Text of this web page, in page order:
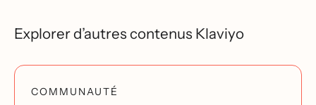
Explorer d’autres contenus Klaviyo
COMMUNAUTÉ